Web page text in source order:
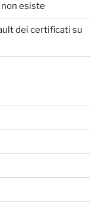
esiste
dei certificati su